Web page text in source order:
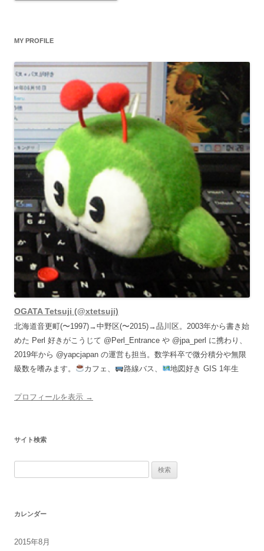
MY PROFILE
OGATA Tetsuji (@xtetsuji)
北海道音更町(〜1997)→中野区(〜2015)→品川区。2003年から書き始
めた Perl 好きがこうじて @Perl_Entrance や @jpa_perl に携わり、
2019年から @yapcjapan の運営も担当。数学科卒で微分積分や無限
級数を嗜みます。
カフェ、 路線バス、 地図好き GIS 1年生
プロフィールを表示 →
サイト検索
カレンダー
2015年8月